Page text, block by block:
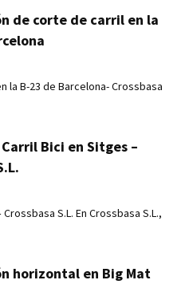
de corte de carril en la
la B-23 de Barcelona- Crossbasa
Bici en Sitges –
S.L. En Crossbasa S.L.,
horizontal en Big Mat